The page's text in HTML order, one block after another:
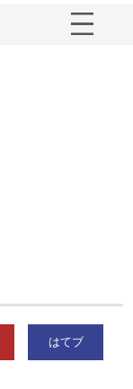
はてブ